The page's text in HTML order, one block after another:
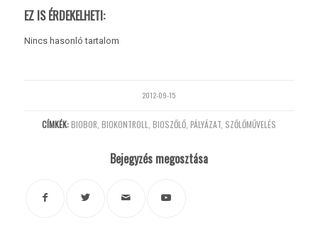
EZ IS ÉRDEKELHETI:
Nincs hasonló tartalom
2012-09-15
CÍMKÉK: BIOBOR, BIOKONTROLL, BIOSZŐLŐ, PÁLYÁZAT, SZŐLŐMŰVELÉS
Bejegyzés megosztása